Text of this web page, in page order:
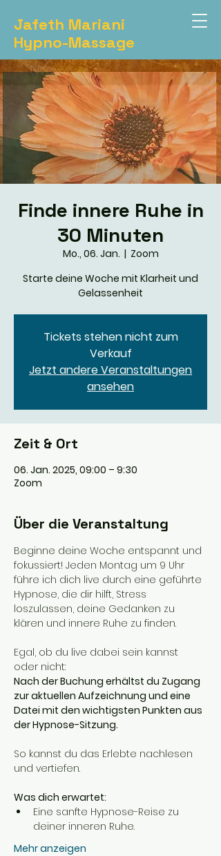
Jafeth Mariani
Hypno-Massage
Finde innere Ruhe in
30 Minuten
Mo., 06. Jan.
  |
Zoom
Starte deine Woche mit Klarheit und
Gelassenheit
Tickets stehen nicht zum
Verkauf
Jetzt andere Veranstaltungen
ansehen
Zeit & Ort
06. Jan. 2025, 09:00 – 9:30
Zoom
Über die Veranstaltung
Beginne deine Woche entspannt und
fokussiert! Jeden Montag um 9 Uhr
führe ich dich live durch eine geführte
Hypnose, die dir hilft, Stress
loszulassen, deine Gedanken zu
klären und innere Ruhe zu finden.
Egal, ob du live dabei sein kannst
oder nicht:
Nach der Buchung erhältst du Zugang
zur aktuellen Aufzeichnung und eine
Datei mit den wichtigsten Punkten aus
der Hypnose-Sitzung.
So kannst du das Erlebte nachlesen
und vertiefen.
Was dich erwartet:
Eine sanfte Hypnose-Reise zu
deiner inneren Ruhe.
Mehr anzeigen